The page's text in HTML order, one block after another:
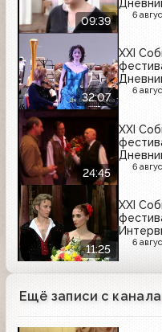
09:39
6
32:07
XXI
6
24:45
XXI
6
11:25
XXI
6
Ещё записи с канала